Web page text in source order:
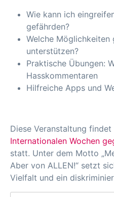
Wie kann ich
gefährden?
Welche
unterstützen?
Praktische Übungen:
Hasskommentaren
Hilfreiche Apps und
Diese Veranstaltung findet
Internationalen Wochen
statt. Unter dem Motto
Aber von ALLEN!“ setzt
Vielfalt und ein